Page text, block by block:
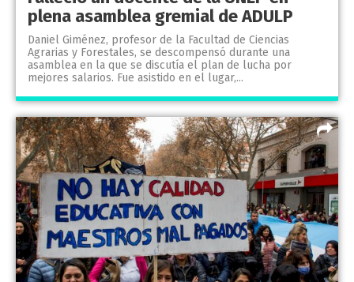
plena asamblea gremial de ADULP
Daniel Giménez, profesor de la Facultad de Ciencias
Agrarias y Forestales, se descompensó durante una
asamblea en la que se discutía el plan de lucha por
mejores salarios. Fue asistido en el lugar,...